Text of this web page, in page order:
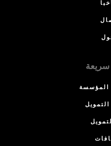
سريعة
المؤسسة